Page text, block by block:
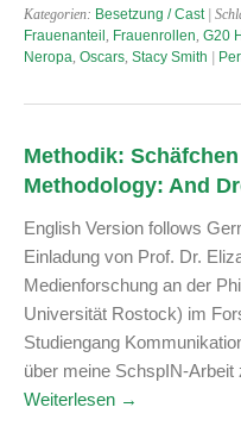
Kategorien: Besetzung / Cast|
Frauenanteil , Frauenrollen, G20
Neropa, Oscars, Stacy Smith
Methodik:
Methodology: And
English Version follows
Einladung von Prof. Dr.
Medienforschung an der
Universität Rostock) im
Studiengang
über meine SchspIN-
Weiterlesen →